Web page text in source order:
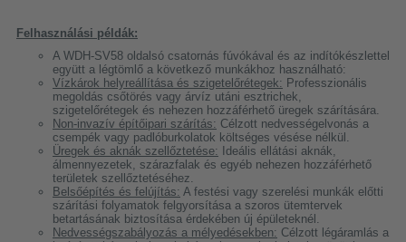
Felhasználási példák:
A WDH-SV58 oldalsó csatornás fúvókával és az indítókészlettel
együtt a légtömlő a következő munkákhoz használható:
Vízkárok helyreállítása és szigetelőrétegek: Professzionális
megoldás csőtörés vagy árvíz utáni esztrichek,
szigetelőrétegek és nehezen hozzáférhető üregek szárítására.
Non-invazív építőipari szárítás: Célzott nedvességelvonás a
csempék vagy padlóburkolatok költséges vésése nélkül.
Üregek és aknák szellőztetése: Ideális ellátási aknák,
álmennyezetek, szárazfalak és egyéb nehezen hozzáférhető
területek szellőztetéséhez.
Belsőépítés és felújítás: A festési vagy szerelési munkák előtti
szárítási folyamatok felgyorsítása a szoros ütemtervek
betartásának biztosítása érdekében új épületeknél.
Nedvességszabályozás a mélyedésekben: Célzott légáramlás a